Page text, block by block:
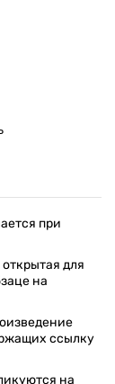
при
для
на
ссылку
на